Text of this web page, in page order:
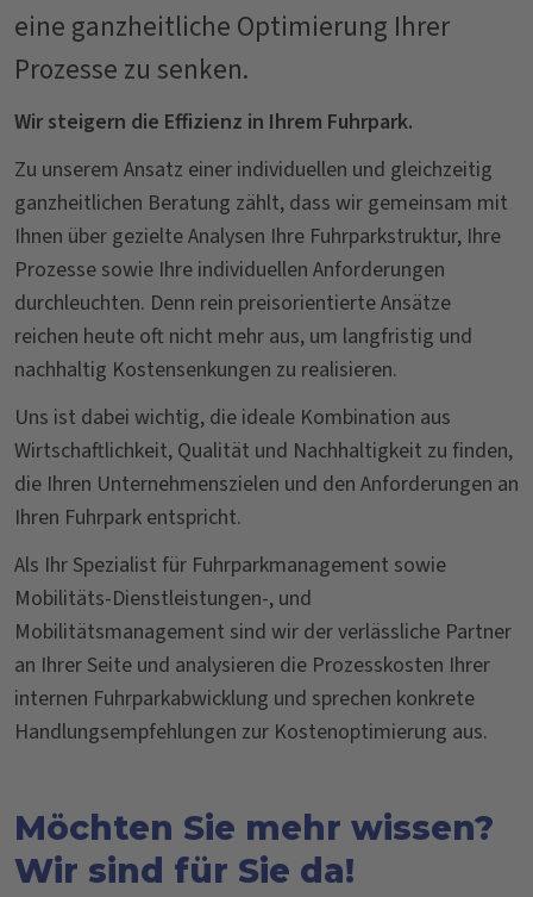
eine ganzheitliche Optimierung Ihrer
Prozesse zu senken.
Wir steigern die Effizienz in Ihrem Fuhrpark.
Zu unserem Ansatz einer individuellen und gleichzeitig
ganzheitlichen Beratung zählt, dass wir gemeinsam mit
Ihnen über gezielte Analysen Ihre Fuhrparkstruktur, Ihre
Prozesse sowie Ihre individuellen Anforderungen
durchleuchten. Denn rein preisorientierte Ansätze
reichen heute oft nicht mehr aus, um langfristig und
nachhaltig Kostensenkungen zu realisieren.
Uns ist dabei wichtig, die ideale Kombination aus
Wirtschaftlichkeit, Qualität und Nachhaltigkeit zu finden,
die Ihren Unternehmenszielen und den Anforderungen an
Ihren Fuhrpark entspricht.
Als Ihr Spezialist für Fuhrparkmanagement sowie
Mobilitäts-Dienstleistungen-, und
Mobilitätsmanagement sind wir der verlässliche Partner
an Ihrer Seite und analysieren die Prozesskosten Ihrer
internen Fuhrparkabwicklung und sprechen konkrete
Handlungsempfehlungen zur Kostenoptimierung aus.
Möchten Sie mehr wissen?
Wir sind für Sie da!